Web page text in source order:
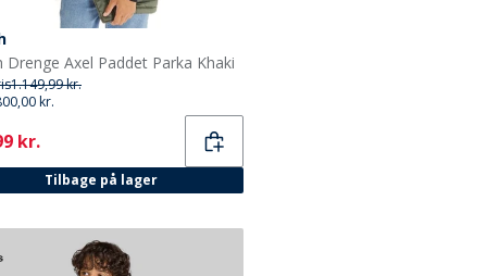
Drenge Axel Paddet Parka Khaki
1.149,99 kr.
kr.
kr.
Tilbage på lager